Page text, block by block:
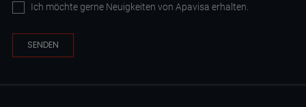
Ich möchte gerne Neuigkeiten von Apavisa erhalten.